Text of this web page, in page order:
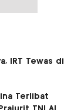
IRT Tewas di
Terlibat